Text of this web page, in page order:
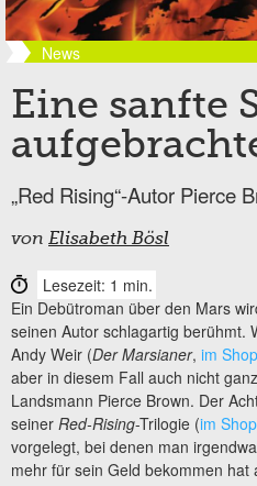
News
Eine sanfte
„Red Rising“-Autor Pierce
von Elisabeth Bösl
Lesezeit: 1 min.
Ein Debütroman über den Mars
seinen Autor schlagartig berühmt.
Andy Weir (Der Marsianer, im Shop
aber in diesem Fall auch nicht
Landsmann Pierce Brown. Der
seiner Red-Rising-Trilogie (im Shop
vorgelegt, bei denen man
mehr für sein Geld bekommen hat